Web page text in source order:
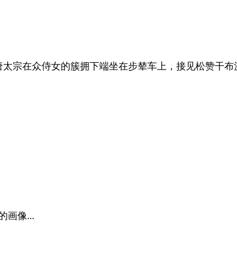
宗在众侍女的簇拥下端坐在步辇车上，接见松赞干
画像...